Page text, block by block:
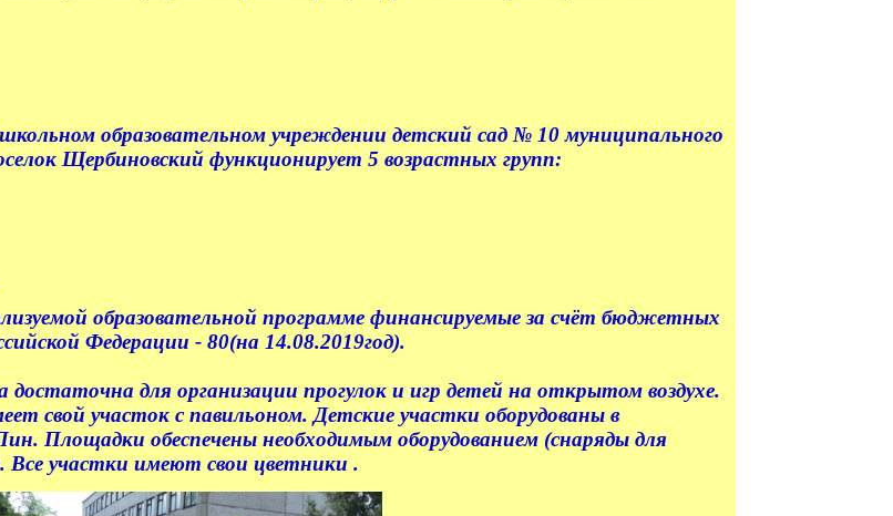
образовательном учреждении детский сад № 10 муниципального
Щербиновский функционирует 5 возрастных групп:
образовательной программе финансируемые за счёт бюджетных
Федерации - 80(на 14.08.2019год).
для организации прогулок и игр детей на открытом воздухе.
свой участок с павильоном. Детские участки оборудованы в
Площадки обеспечены необходимым оборудованием (снаряды для
Все участки имеют свои цветники .